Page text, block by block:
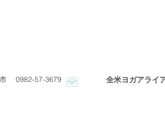
0982-57-3679 全米ヨガアライ